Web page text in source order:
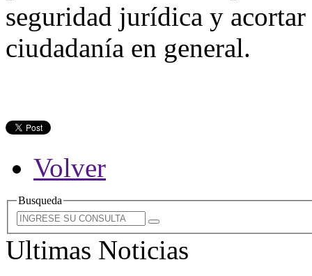
seguridad jurídica y acortar
ciudadanía en general.
Volver
Busqueda
Ultimas Noticias